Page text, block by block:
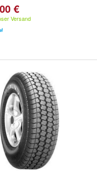
€
Versand